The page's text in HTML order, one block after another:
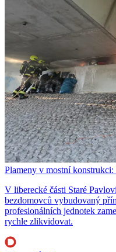
Plameny v mostní
V liberecké části Staré
bezdomovců vybudovaný
profesionálních jednotek
rychle zlikvidovat.